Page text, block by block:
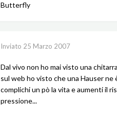
Butterfly
Inviato 25 Marzo 2007
Dal vivo non ho mai visto una
sul web ho visto che una Hauser
complichi un pò la vita e aumenti il
pressione...